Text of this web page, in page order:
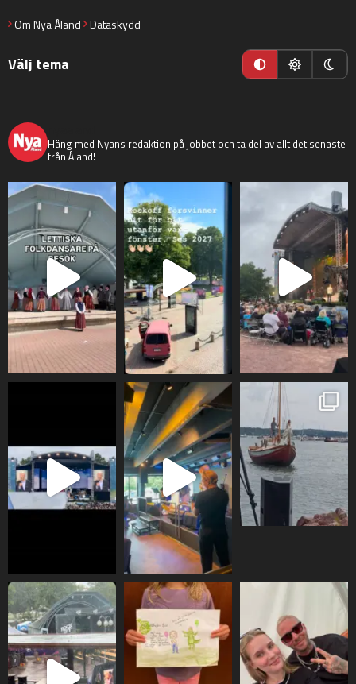
Om Nya Åland Dataskydd
Välj tema
Häng med Nyans redaktion på jobbet och ta del av allt det senaste
från Åland!